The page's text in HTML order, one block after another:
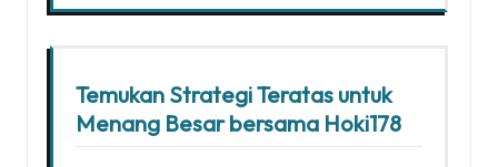
Temukan Strategi Teratas untuk
Menang Besar bersama Hoki178